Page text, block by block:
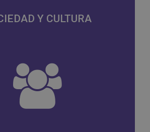
Y CULTURA